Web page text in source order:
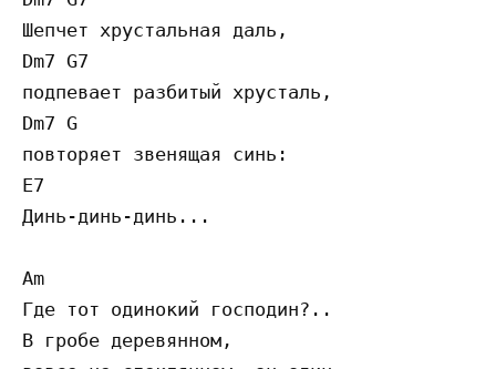
Шепчет хрустальная даль,
Dm7 G7
подпевает разбитый хрусталь,
Dm7 G
повторяет звенящая синь:
E7
Динь-динь-динь...
Am
Где тот одинокий господин?..
В гробе деревянном,